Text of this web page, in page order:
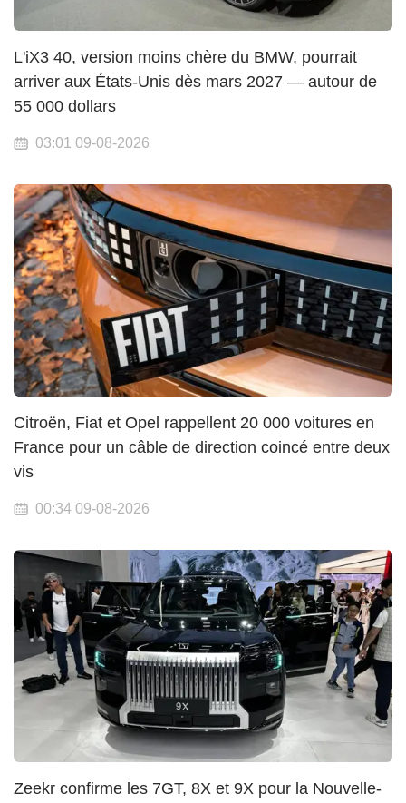
L'iX3 40, version moins chère du BMW, pourrait
arriver aux États-Unis dès mars 2027 — autour de
55 000 dollars
03:01 09-08-2026
Citroën, Fiat et Opel rappellent 20 000 voitures en
France pour un câble de direction coincé entre deux
vis
00:34 09-08-2026
Zeekr confirme les 7GT, 8X et 9X pour la Nouvelle-